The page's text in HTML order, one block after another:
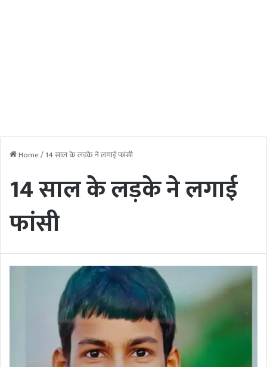
Home/14 साल के लड़के ने लगाई फांसी
14 साल के लड़के ने लगाई
फांसी